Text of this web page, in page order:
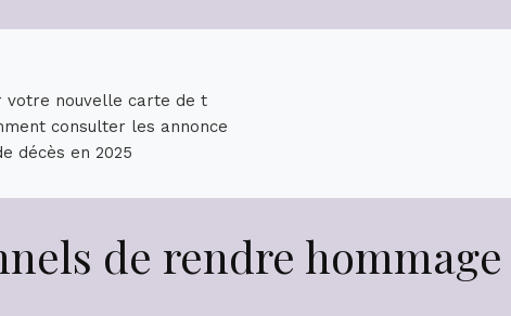
votre nouvelle carte de t
consulter les annonce
décès en 2025
de rendre hommage